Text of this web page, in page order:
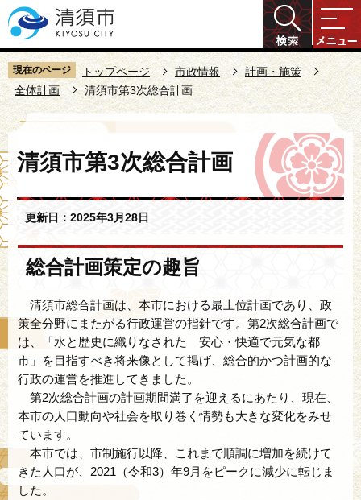
こ
の
ペ
ー
ジ
の
先
頭
で
す
現在のページ トップページ 市政情報
計画・施策
全体計画
清須市第3次総合計画
文
こ
ら
清須市第3次総合計画
更新日：2025年3月28日
総合計画策定の趣旨
清須市総合計画は、本市における最上位計画であり、政
策全分野にまたがる行政運営の指針です。第2次総合計画で
は、「水と歴史に織りなされた 安心・快適で元気な都
市」を目指すべき将来像として掲げ、総合的かつ計画的な
行政の運営を推進してきました。
第2次総合計画の計画期間満了を迎えるにあたり、現在、
本市の人口動向や社会を取り巻く情勢も大きな変化をみせ
ています。
本市では、市制施行以降、これまで順調に増加を続けて
きた人口が、2021（令和3）年9月をピークに減少に転じま
した。